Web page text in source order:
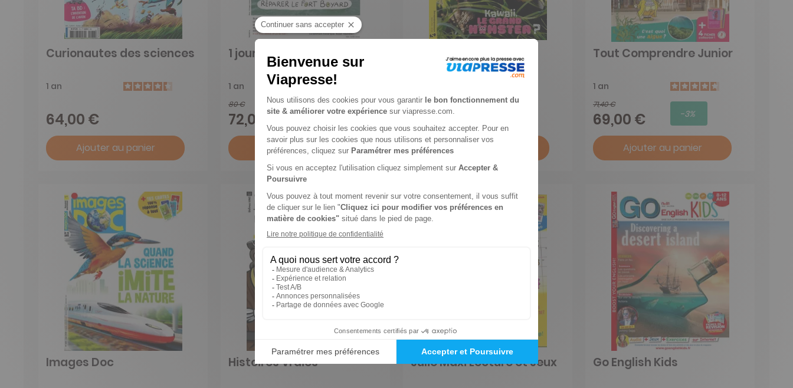
Curionautes des sciences
1 an
64,00 €
Ajouter au panier
1 jour 1 actu
1 an
80 €
72,00 € -10%
Ajouter au panier
Salamandre Junior
36 €
29,00 €
Ajouter au panier
Tout Comprendre Junior
1 an
71,40 €
69,00 € -3%
Ajouter au panier
Images Doc Histoires Vraies Julie Maxi Lecture et Jeux Go English Kids